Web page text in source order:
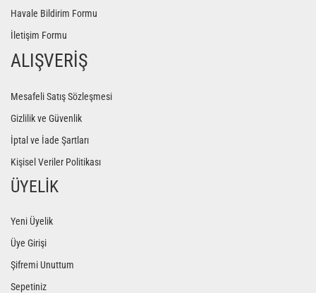
Havale Bildirim Formu
İletişim Formu
ALIŞVERİŞ
Mesafeli Satış Sözleşmesi
Gizlilik ve Güvenlik
İptal ve İade Şartları
Kişisel Veriler Politikası
ÜYELİK
Yeni Üyelik
Üye Girişi
Şifremi Unuttum
Sepetiniz